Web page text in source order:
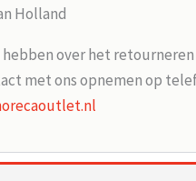
Holland
hebben over het
met ons opnemen op